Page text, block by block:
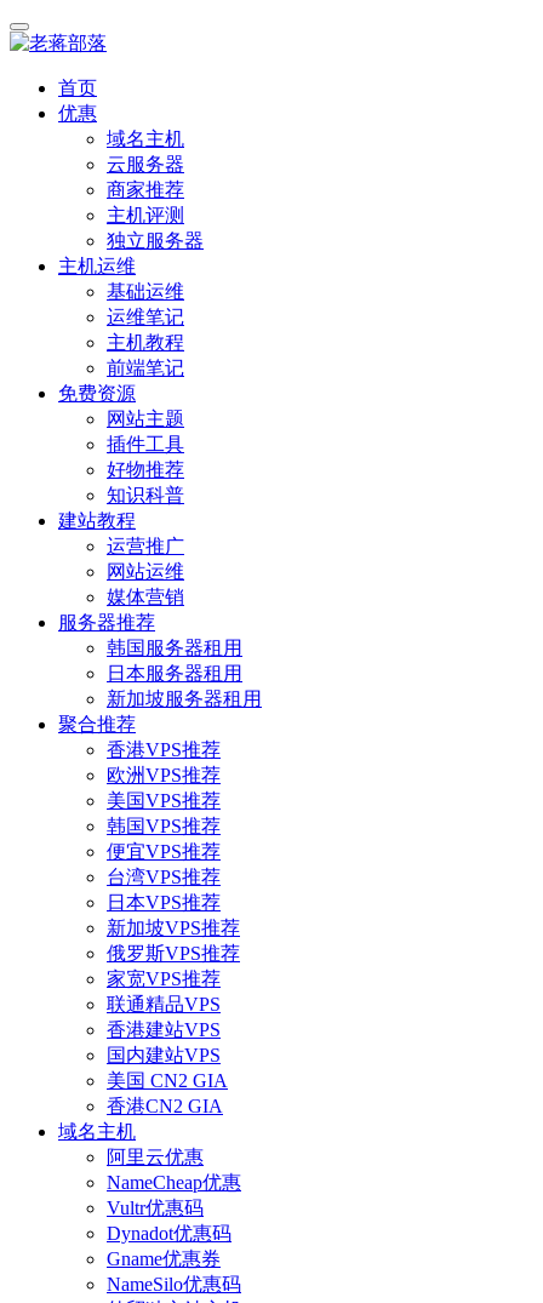
首页
优惠
域名主机
云服务器
商家推荐
主机评测
独立服务器
主机运维
基础运维
运维笔记
主机教程
前端笔记
免费资源
网站主题
插件工具
好物推荐
知识科普
建站教程
运营推广
网站运维
媒体营销
服务器推荐
韩国服务器租用
日本服务器租用
新加坡服务器租用
聚合推荐
香港VPS推荐
欧洲VPS推荐
美国VPS推荐
韩国VPS推荐
便宜VPS推荐
台湾VPS推荐
日本VPS推荐
新加坡VPS推荐
俄罗斯VPS推荐
家宽VPS推荐
联通精品VPS
香港建站VPS
国内建站VPS
美国 CN2 GIA
香港CN2 GIA
域名主机
阿里云优惠
NameCheap优惠
Vultr优惠码
Dynadot优惠码
Gname优惠券
NameSilo优惠码